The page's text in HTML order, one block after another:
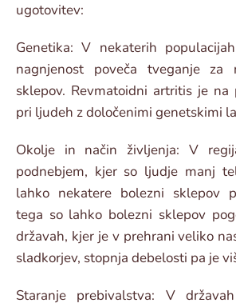
ugotovitev:
Genetika: V nekaterih
nagnjenost poveča tveganje za
sklepov. Revmatoidni artritis je na
pri ljudeh z določenimi genetskimi
Okolje in način življenja: V
podnebjem, kjer so ljudje manj
lahko nekatere bolezni sklepov
tega so lahko bolezni sklepov
državah, kjer je v prehrani veliko
sladkorjev, stopnja debelosti pa je
Staranje prebivalstva: V